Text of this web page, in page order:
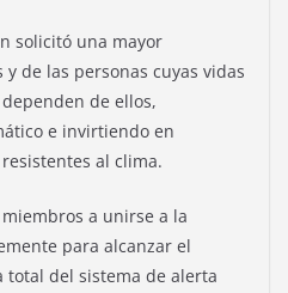
solicitó una mayor
de las personas cuyas vidas
de ellos,
e invirtiendo en
al clima.
a unirse a la
para alcanzar el
del sistema de alerta